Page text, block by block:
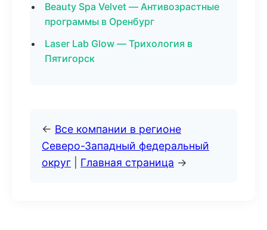
Beauty Spa Velvet — Антивозрастные
программы в Оренбург
Laser Lab Glow — Трихология в
Пятигорск
← Все компании в регионе
Северо-Западный федеральный
округ
Главная страница →